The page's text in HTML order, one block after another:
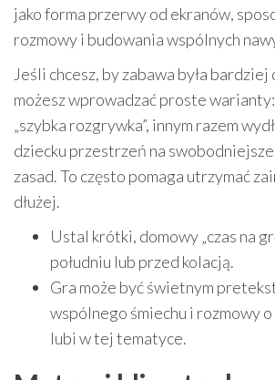
jako forma przerwy od ekranów,
rozmowy i budowania wspólnych
Jeśli chcesz, by zabawa była bardziej
możesz wprowadzać proste
„szybka rozgrywka”, innym razem
dziecku przestrzeń na
zasad. To często pomaga utrzymać
dłużej.
Ustal krótki, domowy „czas na
południu lub przed kolacją.
Gra może być świetnym
wspólnego śmiechu i rozmowy
lubi w tej tematyce.